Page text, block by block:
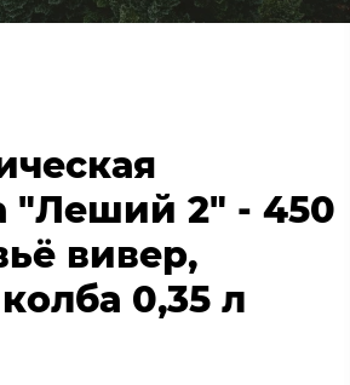
"Леший 2" - 450
вивер,
0,35 л